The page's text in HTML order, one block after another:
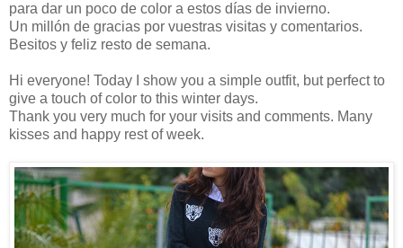
para dar un poco de color a estos días de invierno.
Un millón de gracias por vuestras visitas y comentarios.
Besitos y feliz resto de semana.
Hi everyone! Today I show you a simple outfit, but perfect to
give a touch of color to this winter days.
Thank you very much for your visits and comments. Many
kisses and happy rest of week.